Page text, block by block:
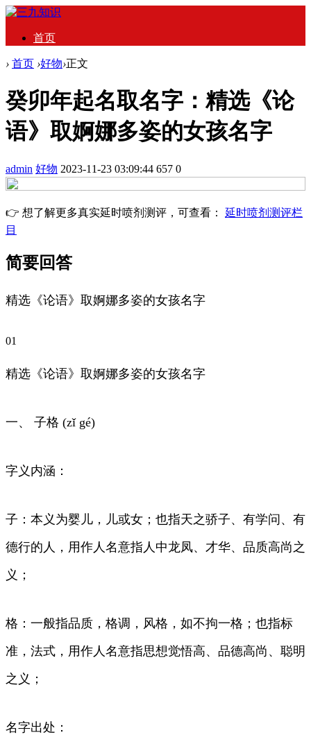
首页
› 首页 ›好物›正文
癸卯年起名取名字：精选《论
语》取婀娜多姿的女孩名字
admin 好物 2023-11-23 03:09:44 657 0
👉 想了解更多真实延时喷剂测评，可查看： 延时喷剂测评栏
目
简要回答
精选《论语》取婀娜多姿的女孩名字
01
精选《论语》取婀娜多姿的女孩名字
一、 子格 (zǐ gé)
字义内涵：
子：本义为婴儿，儿或女；也指天之骄子、有学问、有
德行的人，用作人名意指人中龙凤、才华、品质高尚之
义；
格：一般指品质，格调，风格，如不拘一格；也指标
准，法式，用作人名意指思想觉悟高、品德高尚、聪明
之义；
名字出处：